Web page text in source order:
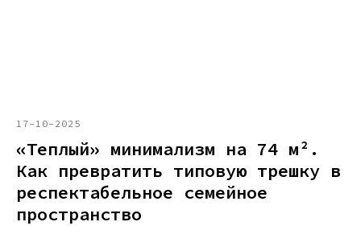
17-10-2025
«Теплый» минимализм на 74 м².
Как превратить типовую трешку в
респектабельное семейное
пространство